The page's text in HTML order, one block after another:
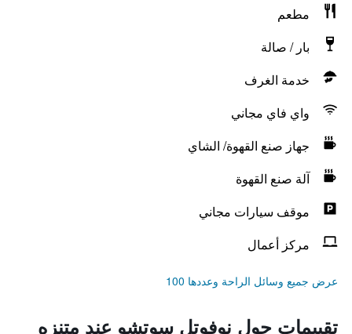
مطعم
بار / صالة
خدمة الغرف
واي فاي مجاني
جهاز صنع القهوة/ الشاي
آلة صنع القهوة
موقف سيارات مجاني
مركز أعمال
عرض جميع وسائل الراحة وعددها 100
تقييمات حول نوفوتل سوتشو عند متنزه